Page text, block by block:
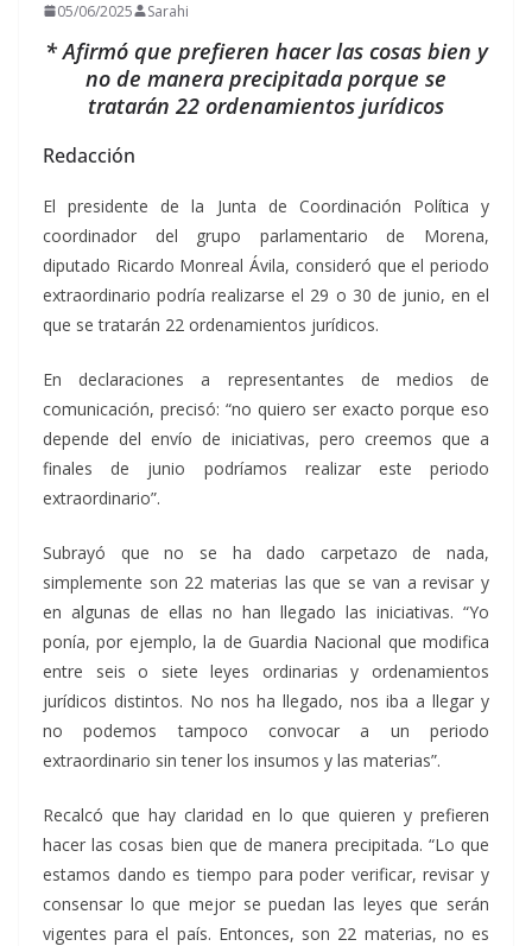
05/06/2025 Sarahi
* Afirmó que prefieren hacer las cosas bien y
no de manera precipitada porque se
tratarán 22 ordenamientos jurídicos
Redacción
El presidente de la Junta de Coordinación Política y
coordinador del grupo parlamentario de Morena,
diputado Ricardo Monreal Ávila, consideró que el periodo
extraordinario podría realizarse el 29 o 30 de junio, en el
que se tratarán 22 ordenamientos jurídicos.
En declaraciones a representantes de medios de
comunicación, precisó: “no quiero ser exacto porque eso
depende del envío de iniciativas, pero creemos que a
finales de junio podríamos realizar este periodo
extraordinario”.
Subrayó que no se ha dado carpetazo de nada,
simplemente son 22 materias las que se van a revisar y
en algunas de ellas no han llegado las iniciativas. “Yo
ponía, por ejemplo, la de Guardia Nacional que modifica
entre seis o siete leyes ordinarias y ordenamientos
jurídicos distintos. No nos ha llegado, nos iba a llegar y
no podemos tampoco convocar a un periodo
extraordinario sin tener los insumos y las materias”.
Recalcó que hay claridad en lo que quieren y prefieren
hacer las cosas bien que de manera precipitada. “Lo que
estamos dando es tiempo para poder verificar, revisar y
consensar lo que mejor se puedan las leyes que serán
vigentes para el país. Entonces, son 22 materias, no es